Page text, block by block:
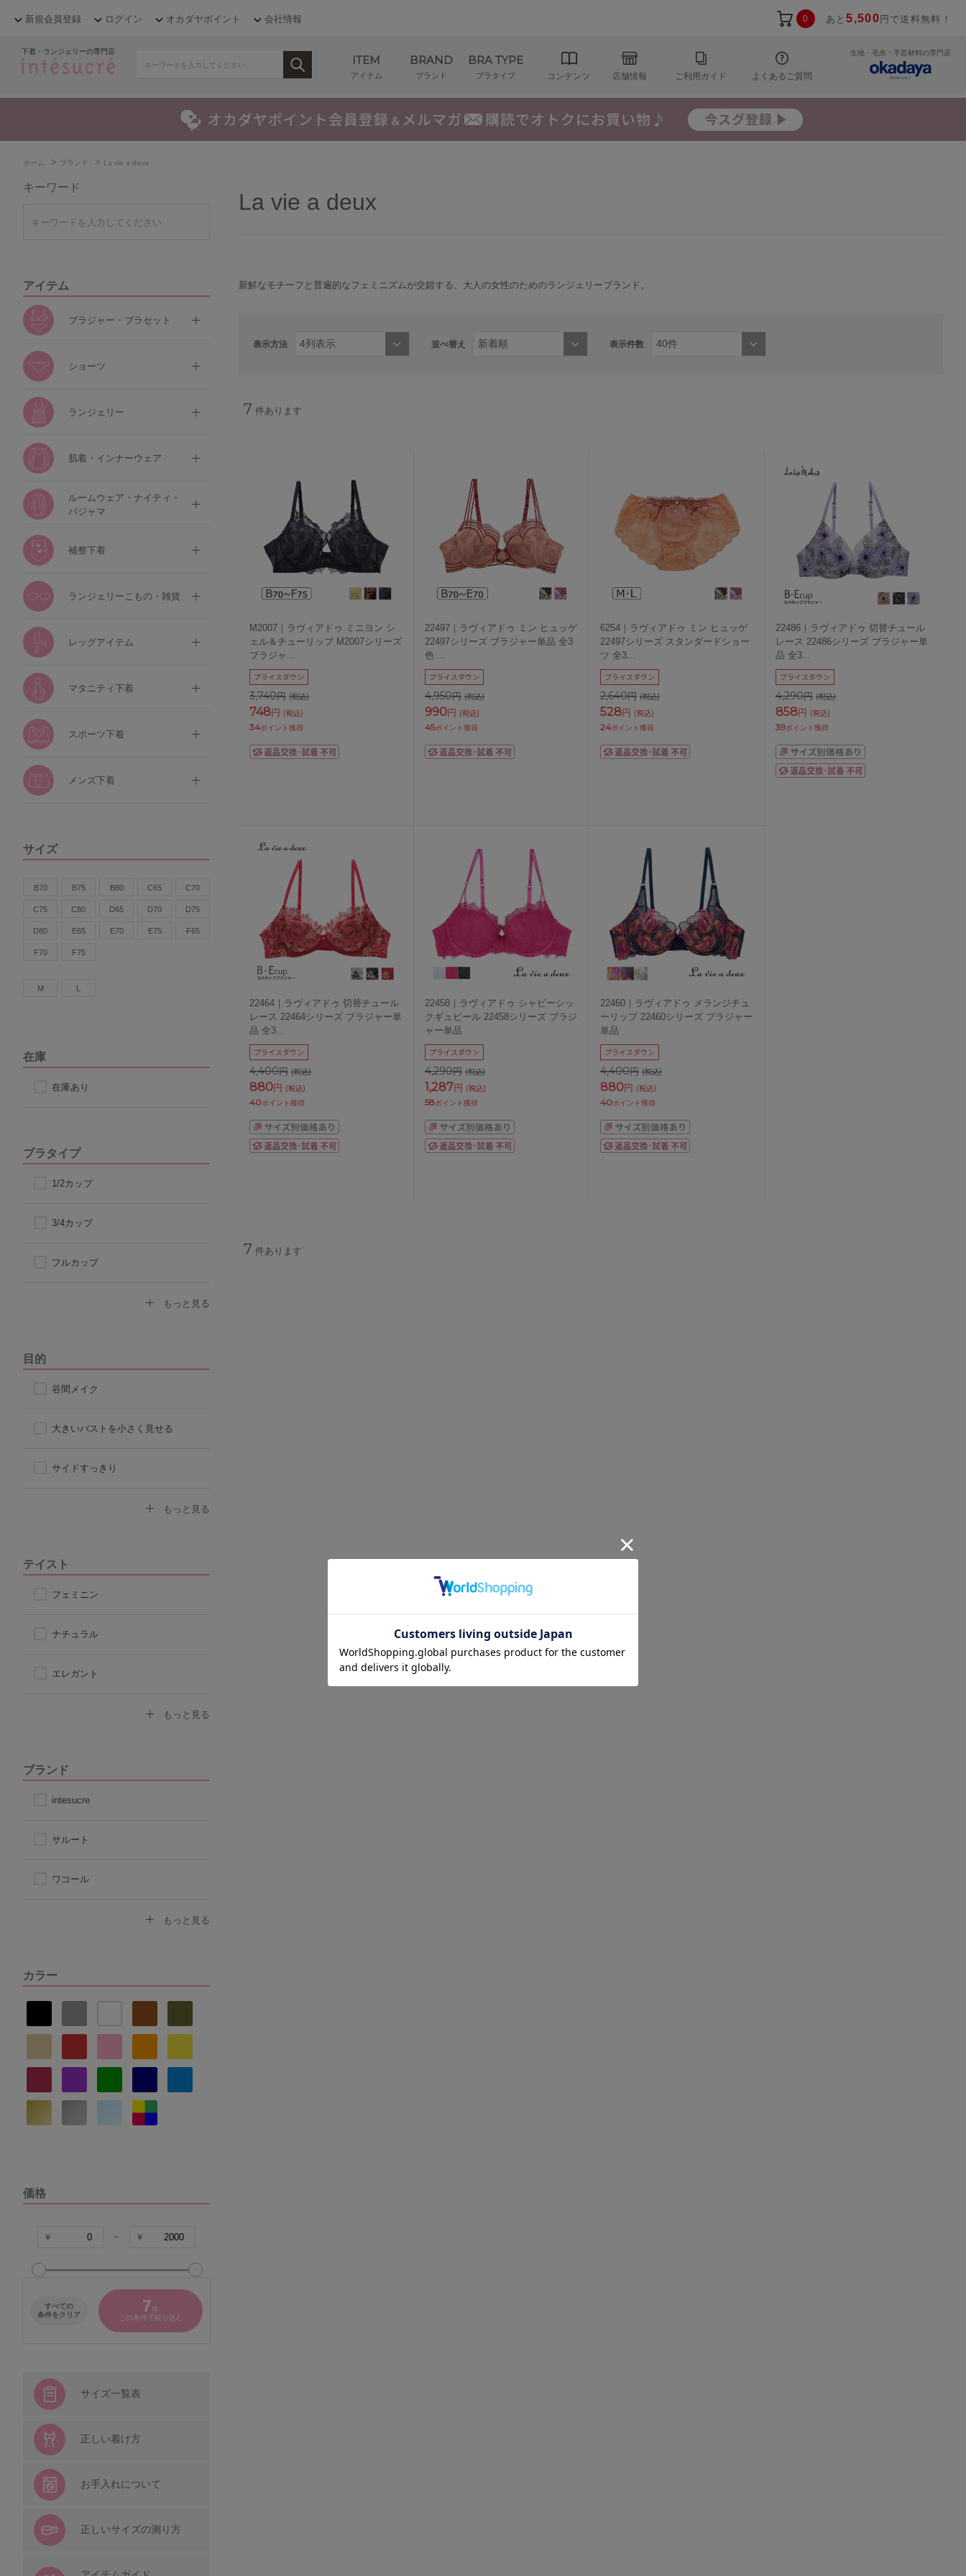
新規会員登録 ログイン オカダヤポイント 会社情報 0 あと5,500 円で送料無料！
下着・ランジェリーの専門店
ITEM
アイテム
BRAND
ブランド
BRA TYPE
ブラタイプ コンテンツ 店舗情報 ご利用ガイド よくあるご質問
生地・毛糸・手芸材料の専門店
ホーム > ブランド > La vie a deux
キーワード
アイテム
ブラジャー・ブラセット
ショーツ
ランジェリー
肌着・インナーウェア
ルームウェア・ナイティ・
パジャマ
補整下着
ランジェリーこもの・雑貨
レッグアイテム
マタニティ下着
スポーツ下着
メンズ下着
サイズ
B70 B75 B80 C65 C70
C75 C80 D65 D70 D75
D80 E65 E70 E75 F65
F70 F75
M L
在庫
在庫あり
ブラタイプ
1/2カップ
3/4カップ
フルカップ
4/5カップ
もっと見る
目的
谷間メイク
大きいバストを小さく見せる
サイドすっきり
ストラップレス
もっと見る
テイスト
フェミニン
ナチュラル
エレガント
もっと見る
ブランド
intesucre
サルート
ワコール
ナルエー
COCO Linge
グラマープリンセス
パナシェ
シシフィーユ
ウンナナクール
着る保湿クリーム
レディースその他
もっと見る
カラー
価格
~
すべての
条件をクリア
7件
この条件で絞り込む
サイズ一覧表
正しい着け方
お手入れについて
正しいサイズの測り方
La vie a deux
新鮮なモチーフと普遍的なフェミニズムが交錯する、大人の女性のためのランジェリーブランド。
表示方法 並べ替え 表示件数
7 件あります
M2007｜ラヴィアドゥ ミニヨン シ
ェル＆チューリップ M2007シリーズ
ブラジャ ...
3,740円 (税込)
プライスダウン
748円 (税込)
34ポイント獲得
22497｜ラヴィアドゥ ミン ヒュッゲ
22497シリーズ ブラジャー単品 全3
色 ...
4,950円 (税込)
プライスダウン
990円 (税込)
45ポイント獲得
6254｜ラヴィアドゥ ミン ヒュッゲ
22497シリーズ スタンダードショー
ツ 全3...
2,640円 (税込)
プライスダウン
528円 (税込)
24ポイント獲得
22486｜ラヴィアドゥ 切替チュール
レース 22486シリーズ ブラジャー単
品 全3...
4,290円 (税込)
プライスダウン
858円 (税込)
39ポイント獲得
22464｜ラヴィアドゥ 切替チュール
レース 22464シリーズ ブラジャー単
品 全3...
4,400円 (税込)
プライスダウン
880円 (税込)
40ポイント獲得
22458｜ラヴィアドゥ シャビーシッ
クギュピール 22458シリーズ ブラジ
ャー単品
4,290円 (税込)
プライスダウン
1,287円 (税込)
58ポイント獲得
22460｜ラヴィアドゥ メランジチュ
ーリップ 22460シリーズ ブラジャー
単品
4,400円 (税込)
プライスダウン
880円 (税込)
40ポイント獲得
7 件あります